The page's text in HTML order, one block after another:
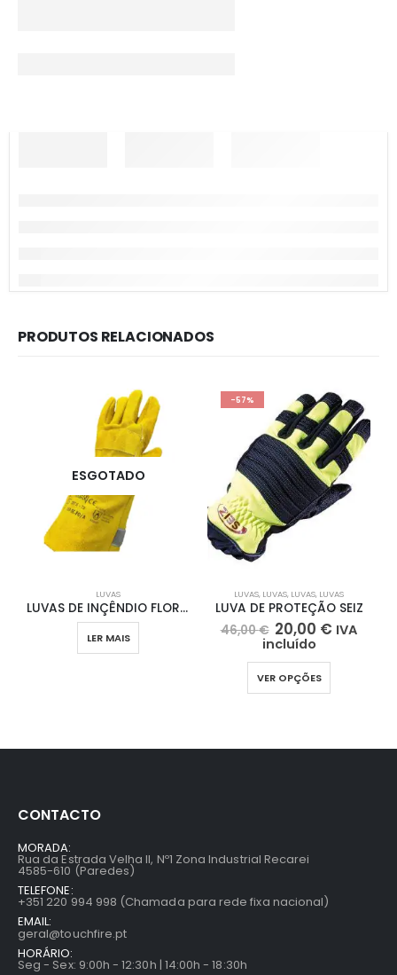
PRODUTOS RELACIONADOS
ESGOTADO
LUVAS
LUVAS DE INÇÊNDIO FLORESTAL (MORAN)
LER MAIS
-57%
LUVAS, LUVAS, LUVAS, LUVAS
LUVA DE PROTEÇÃO SEIZ
46,00€ 20,00 € IVA
incluído
VER OPÇÕES
CONTACTO
MORADA:
Rua da Estrada Velha II, Nº1 Zona Industrial Recarei
4585-610 (Paredes)
TELEFONE:
+351 220 994 998 (Chamada para rede fixa nacional)
EMAIL:
geral@touchfire.pt
HORÁRIO:
Seg - Sex: 9:00h - 12:30h | 14:00h - 18:30h